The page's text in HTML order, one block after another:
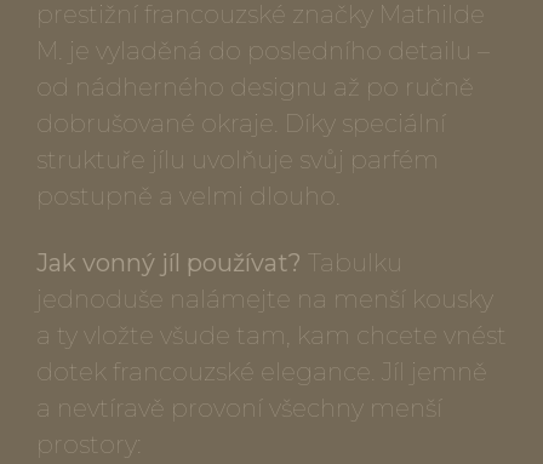
prestižní francouzské značky Mathilde
M. je vyladěná do posledního detailu –
od nádherného designu až po ručně
dobrušované okraje. Díky speciální
struktuře jílu uvolňuje svůj parfém
postupně a velmi dlouho.
Jak vonný jíl používat? Tabulku
jednoduše nalámejte na menší kousky
a ty vložte všude tam, kam chcete vnést
dotek francouzské elegance. Jíl jemně
a nevtíravě provoní všechny menší
prostory: